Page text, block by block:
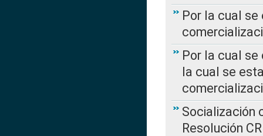
Por la cual
Por la cual se
la cual se
Socialización
Resolución